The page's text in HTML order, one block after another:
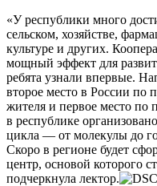
«У республики много
сельском, хозяйстве,
культуре и других.
мощный эффект для
ребята узнали впервые.
второе место в России по
жителя и первое место по
в республике
цикла — от молекулы до
Скоро в регионе будет
центр, основой которого
подчеркнула лектор.